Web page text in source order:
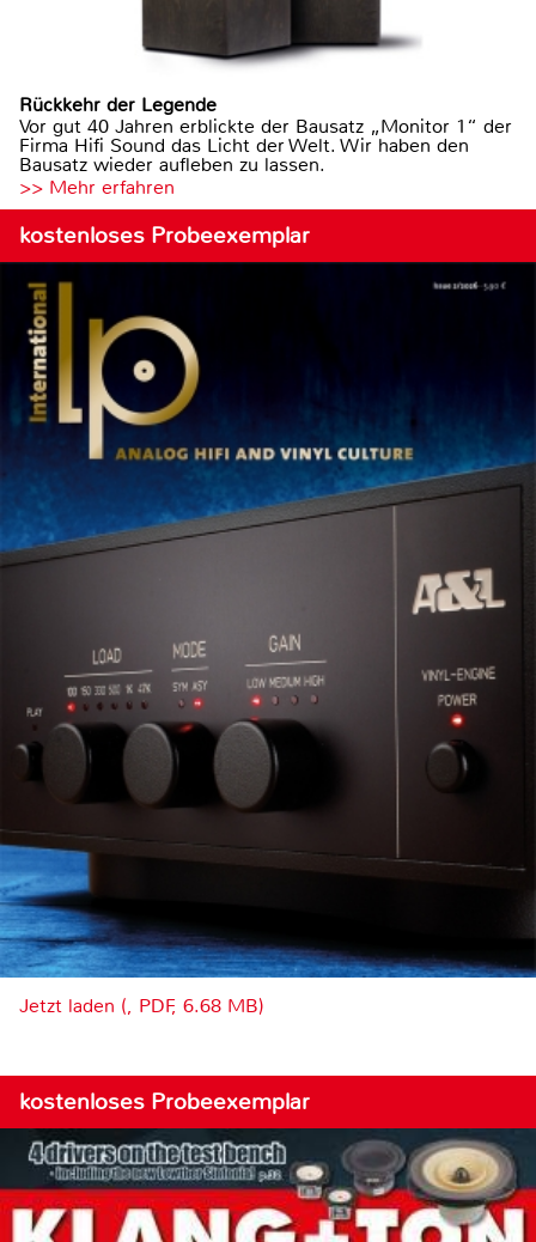
Rückkehr der Legende
Vor gut 40 Jahren erblickte der Bausatz „Monitor 1“ der
Firma Hifi Sound das Licht der Welt. Wir haben den
Bausatz wieder aufleben zu lassen.
>> Mehr erfahren
kostenloses Probeexemplar
Jetzt laden (, PDF, 6.68 MB)
kostenloses Probeexemplar